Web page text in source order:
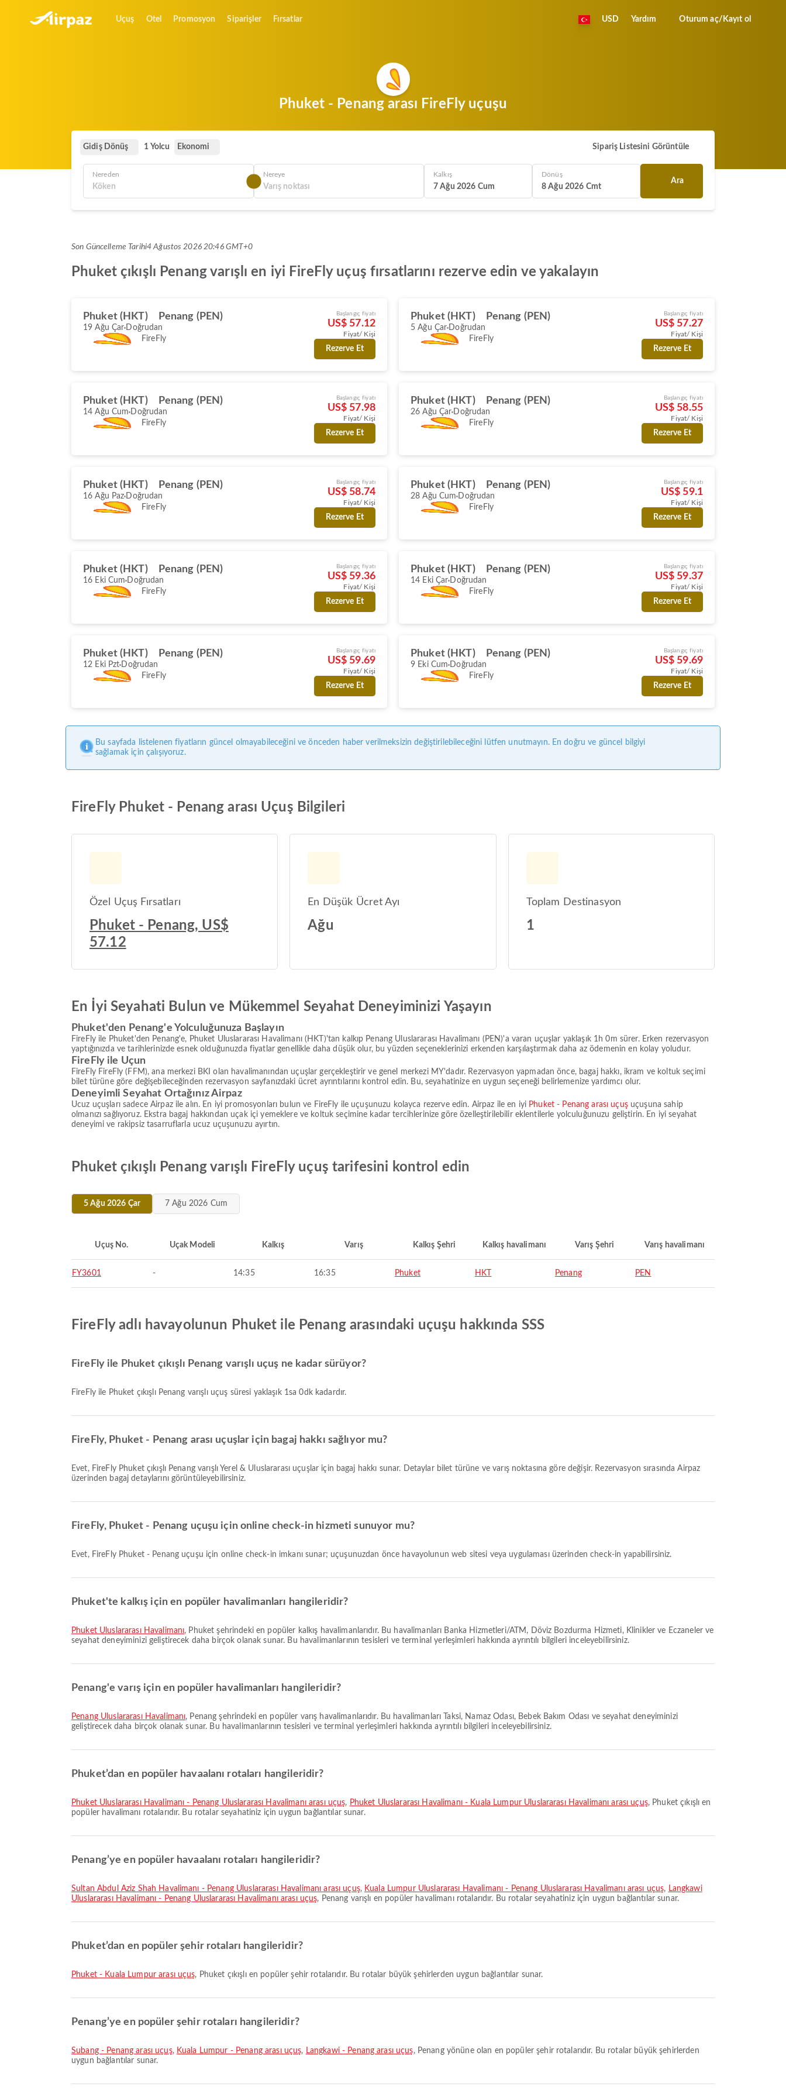
Uçuş Otel Promosyon Siparişler Fırsatlar USD Yardım Oturum aç/Kayıt ol
Phuket - Penang arası FireFly uçuşu
Gidiş Dönüş 1 Yolcu Ekonomi Sipariş Listesini Görüntüle
Nereden Nereye Kalkış
7 Ağu 2026 Cum
Dönüş
8 Ağu 2026 Cmt
Ara
Son Güncelleme Tarihi4 Ağustos 2026 20:46 GMT+0
Phuket çıkışlı Penang varışlı en iyi FireFly uçuş fırsatlarını rezerve edin ve yakalayın
Phuket (HKT) Penang (PEN)
19 Ağu Çar Doğrudan
FireFly
Başlangıç fiyatı
US$ 57.12
Fiyat/ Kişi
Rezerve Et
Phuket (HKT) Penang (PEN)
5 Ağu Çar Doğrudan
FireFly
Başlangıç fiyatı
US$ 57.27
Fiyat/ Kişi
Rezerve Et
Phuket (HKT) Penang (PEN)
14 Ağu Cum Doğrudan
FireFly
Başlangıç fiyatı
US$ 57.98
Fiyat/ Kişi
Rezerve Et
Phuket (HKT) Penang (PEN)
26 Ağu Çar Doğrudan
FireFly
Başlangıç fiyatı
US$ 58.55
Fiyat/ Kişi
Rezerve Et
Phuket (HKT) Penang (PEN)
16 Ağu Paz Doğrudan
FireFly
Başlangıç fiyatı
US$ 58.74
Fiyat/ Kişi
Rezerve Et
Phuket (HKT) Penang (PEN)
28 Ağu Cum Doğrudan
FireFly
Başlangıç fiyatı
US$ 59.1
Fiyat/ Kişi
Rezerve Et
Phuket (HKT) Penang (PEN)
16 Eki Cum Doğrudan
FireFly
Başlangıç fiyatı
US$ 59.36
Fiyat/ Kişi
Rezerve Et
Phuket (HKT) Penang (PEN)
14 Eki Çar Doğrudan
FireFly
Başlangıç fiyatı
US$ 59.37
Fiyat/ Kişi
Rezerve Et
Phuket (HKT) Penang (PEN)
12 Eki Pzt Doğrudan
FireFly
Başlangıç fiyatı
US$ 59.69
Fiyat/ Kişi
Rezerve Et
Phuket (HKT) Penang (PEN)
9 Eki Cum Doğrudan
FireFly
Başlangıç fiyatı
US$ 59.69
Fiyat/ Kişi
Rezerve Et
Bu sayfada listelenen fiyatların güncel olmayabileceğini ve önceden haber verilmeksizin değiştirilebileceğini lütfen unutmayın. En doğru ve güncel bilgiyi
sağlamak için çalışıyoruz.
FireFly Phuket - Penang arası Uçuş Bilgileri
Özel Uçuş Fırsatları
Phuket - Penang, US$
57.12
En Düşük Ücret Ayı
Ağu
Toplam Destinasyon
1
En İyi Seyahati Bulun ve Mükemmel Seyahat Deneyiminizi Yaşayın
Phuket'den Penang'e Yolculuğunuza Başlayın
FireFly ile Phuket'den Penang'e, Phuket Uluslararası Havalimanı (HKT)'tan kalkıp Penang Uluslararası Havalimanı (PEN)'a varan uçuşlar yaklaşık 1h 0m sürer. Erken rezervasyon
yaptığınızda ve tarihlerinizde esnek olduğunuzda fiyatlar genellikle daha düşük olur, bu yüzden seçeneklerinizi erkenden karşılaştırmak daha az ödemenin en kolay yoludur.
FireFly ile Uçun
FireFly FireFly (FFM), ana merkezi BKI olan havalimanından uçuşlar gerçekleştirir ve genel merkezi MY'dadır. Rezervasyon yapmadan önce, bagaj hakkı, ikram ve koltuk seçimi
bilet türüne göre değişebileceğinden rezervasyon sayfanızdaki ücret ayrıntılarını kontrol edin. Bu, seyahatinize en uygun seçeneği belirlemenize yardımcı olur.
Deneyimli Seyahat Ortağınız Airpaz
Ucuz uçuşları sadece Airpaz ile alın. En iyi promosyonları bulun ve FireFly ile uçuşunuzu kolayca rezerve edin. Airpaz ile en iyi Phuket - Penang arası uçuşuçuşuna sahip
olmanızı sağlıyoruz. Ekstra bagaj hakkından uçak içi yemeklere ve koltuk seçimine kadar tercihlerinize göre özelleştirilebilir eklentilerle yolculuğunuzu geliştirin. En iyi seyahat
deneyimi ve rakipsiz tasarruflarla ucuz uçuşunuzu ayırtın.
Phuket çıkışlı Penang varışlı FireFly uçuş tarifesini kontrol edin
5 Ağu 2026 Çar 7 Ağu 2026 Cum
Uçuş No. Uçak Modeli Kalkış Varış Kalkış Şehri Kalkış havalimanı Varış Şehri Varış havalimanı
FY3601 - 14:35 16:35 Phuket HKT Penang PEN
FireFly adlı havayolunun Phuket ile Penang arasındaki uçuşu hakkında SSS
FireFly ile Phuket çıkışlı Penang varışlı uçuş ne kadar sürüyor?
FireFly ile Phuket çıkışlı Penang varışlı uçuş süresi yaklaşık 1sa 0dk kadardır.
FireFly, Phuket - Penang arası uçuşlar için bagaj hakkı sağlıyor mu?
Evet, FireFly Phuket çıkışlı Penang varışlı Yerel & Uluslararası uçuşlar için bagaj hakkı sunar. Detaylar bilet türüne ve varış noktasına göre değişir. Rezervasyon sırasında Airpaz
üzerinden bagaj detaylarını görüntüleyebilirsiniz.
FireFly, Phuket - Penang uçuşu için online check-in hizmeti sunuyor mu?
Evet, FireFly Phuket - Penang uçuşu için online check-in imkanı sunar; uçuşunuzdan önce havayolunun web sitesi veya uygulaması üzerinden check-in yapabilirsiniz.
Phuket'te kalkış için en popüler havalimanları hangileridir?
Phuket Uluslararası Havalimanı, Phuket şehrindeki en popüler kalkış havalimanlarıdır. Bu havalimanları Banka Hizmetleri/ATM, Döviz Bozdurma Hizmeti, Klinikler ve Eczaneler ve
seyahat deneyiminizi geliştirecek daha birçok olanak sunar. Bu havalimanlarının tesisleri ve terminal yerleşimleri hakkında ayrıntılı bilgileri inceleyebilirsiniz.
Penang'e varış için en popüler havalimanları hangileridir?
Penang Uluslararası Havalimanı, Penang şehrindeki en popüler varış havalimanlarıdır. Bu havalimanları Taksi, Namaz Odası, Bebek Bakım Odası ve seyahat deneyiminizi
geliştirecek daha birçok olanak sunar. Bu havalimanlarının tesisleri ve terminal yerleşimleri hakkında ayrıntılı bilgileri inceleyebilirsiniz.
Phuket’dan en popüler havaalanı rotaları hangileridir?
Phuket Uluslararası Havalimanı - Penang Uluslararası Havalimanı arası uçuş, Phuket Uluslararası Havalimanı - Kuala Lumpur Uluslararası Havalimanı arası uçuş, Phuket çıkışlı en
popüler havalimanı rotalarıdır. Bu rotalar seyahatiniz için uygun bağlantılar sunar.
Penang’ye en popüler havaalanı rotaları hangileridir?
Sultan Abdul Aziz Shah Havalimanı - Penang Uluslararası Havalimanı arası uçuş, Kuala Lumpur Uluslararası Havalimanı - Penang Uluslararası Havalimanı arası uçuş, Langkawi
Uluslararası Havalimanı - Penang Uluslararası Havalimanı arası uçuş, Penang varışlı en popüler havalimanı rotalarıdır. Bu rotalar seyahatiniz için uygun bağlantılar sunar.
Phuket’dan en popüler şehir rotaları hangileridir?
Phuket - Kuala Lumpur arası uçuş, Phuket çıkışlı en popüler şehir rotalarıdır. Bu rotalar büyük şehirlerden uygun bağlantılar sunar.
Penang’ye en popüler şehir rotaları hangileridir?
Subang - Penang arası uçuş, Kuala Lumpur - Penang arası uçuş, Langkawi - Penang arası uçuş, Penang yönüne olan en popüler şehir rotalarıdır. Bu rotalar büyük şehirlerden
uygun bağlantılar sunar.